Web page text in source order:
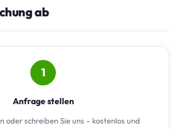
ab
1
Anfrage stellen
oder schreiben Sie uns – kostenlos und